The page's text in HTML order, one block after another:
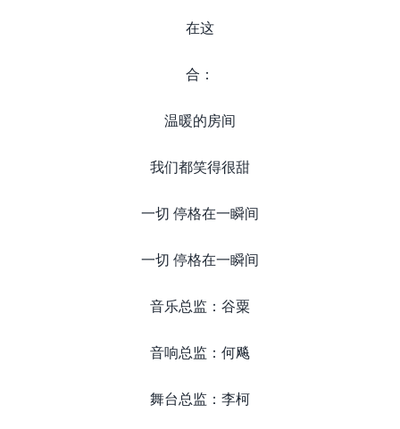
在这
合：
温暖的房间
我们都笑得很甜
一切 停格在一瞬间
一切 停格在一瞬间
音乐总监：谷粟
音响总监：何飚
舞台总监：李柯